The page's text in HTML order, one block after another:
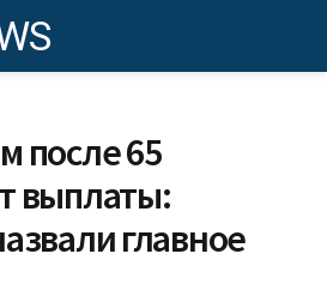
после 65
выплаты:
главное